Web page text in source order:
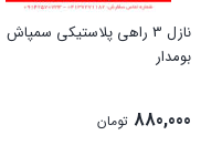
نازل 3 راهی پلاستیکی سمپاش
بومدار
880,000 تومان